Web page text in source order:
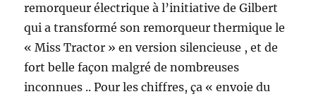
remorqueur électrique à l’initiative de Gilbert
qui a transformé son remorqueur thermique le
« Miss Tractor » en version silencieuse , et de
fort belle façon malgré de nombreuses
inconnues .. Pour les chiffres, ça « envoie du